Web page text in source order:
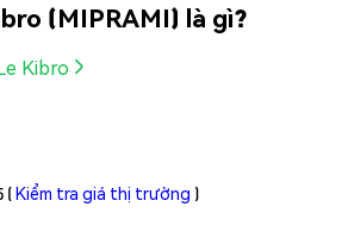
(MIPRAMI) là gì?
Kibro
(Kiểm tra giá thị trường )